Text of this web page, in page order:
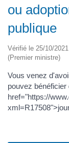
ou
publique
Vérifié le 25/10/
(Premier ministre)
Vous venez
pouvez
href="https://